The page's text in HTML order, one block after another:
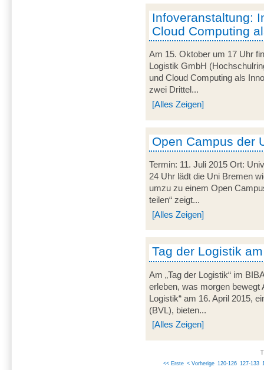
Infoveranstaltung:
Cloud Computing
Am 15. Oktober um 17 Uhr
Logistik GmbH
und Cloud Computing als
zwei Drittel...
[Alles Zeigen]
Open Campus der
Termin: 11. Juli 2015 Ort:
24 Uhr lädt die Uni Bremen
umzu zu einem Open
teilen“ zeigt...
[Alles Zeigen]
Tag der Logistik
Am „Tag der Logistik“ im
erleben, was morgen bewegt
Logistik“ am 16. April 2015,
(BVL), bieten...
[Alles Zeigen]
<< Erste < Vorherige 120-126 127-133